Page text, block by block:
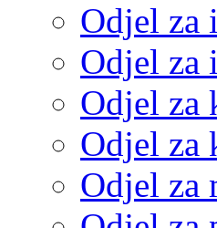
Odjel za
Odjel za
Odjel za
Odjel za
Odjel za